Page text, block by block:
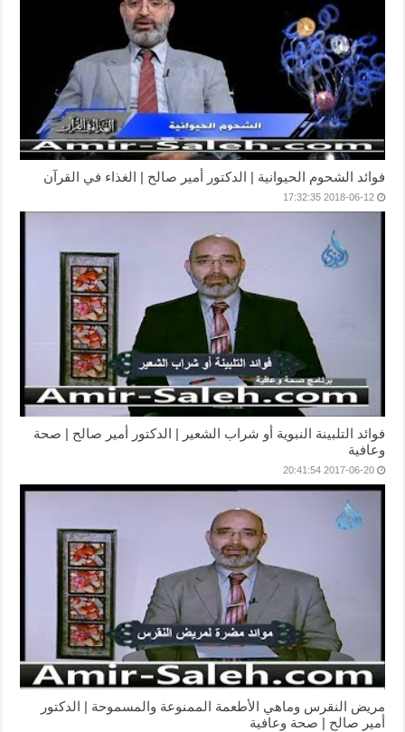
فوائد الشحوم الحيوانية | الدكتور أمير صالح | الغذاء في القرآن
2018-06-12 17:32:35
فوائد التلبينة النبوية أو شراب الشعير | الدكتور أمير صالح | صحة
وعافية
2017-06-20 20:41:54
مريض النقرس وماهي الأطعمة الممنوعة والمسموحة | الدكتور
أمير صالح | صحة وعافية